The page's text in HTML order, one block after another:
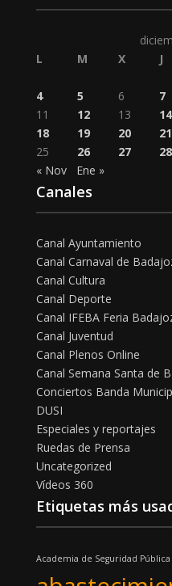
L
M X J
4
5 6 7
11
12 13 14
18
19 20 21
25
26 27 28
« Nov
Ene »
Canales
Canal Ayuntamiento
Canal Carnaval de
Canal Cultura
Canal Deporte
Canal IFEBA Feria
Canal Juventud
Canal Plenos Online
Canal Semana Santa de
Conciertos Banda
DUSI
Especiales y reportajes
Ruedas de Prensa
Uncategorized
Vídeos 360
Etiquetas más
Academia de Seguridad